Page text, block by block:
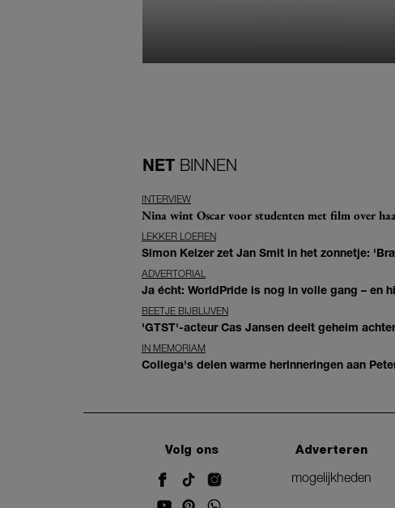
NET BINNEN
INTERVIEW
Nina wint Oscar voor studenten met film over
LEKKER LOEREN
Simon Keizer zet Jan Smit in het zonnetje:
ADVERTORIAL
Ja écht: WorldPride is nog in volle gang – en
BEETJE BIJBLIJVEN
'GTST'-acteur Cas Jansen deelt geheim
IN MEMORIAM
Collega's delen warme herinneringen aan
Volg ons
Adverteren
mogelijkheden